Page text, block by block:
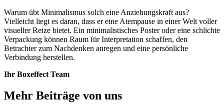
Warum übt Minimalismus solch eine Anziehungskraft aus?
Vielleicht liegt es daran, dass er eine Atempause in einer Welt voller
visueller Reize bietet. Ein minimalistisches Poster oder eine schlichte
Verpackung können Raum für Interpretation schaffen, den
Betrachter zum Nachdenken anregen und eine persönliche
Verbindung herstellen.
Ihr Boxeffect Team
Mehr Beiträge von uns